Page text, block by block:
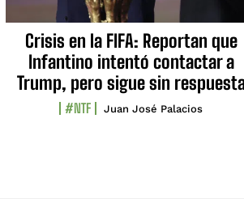
Crisis en la FIFA: Reportan que
Infantino intentó contactar a
Trump, pero sigue sin
#NTF Juan José Palacios